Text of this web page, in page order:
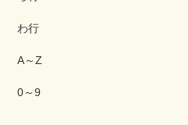
わ行
A～Z
0～9